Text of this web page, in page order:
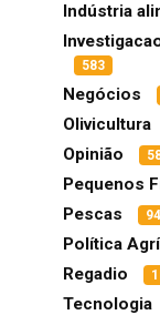
Indústria
583
Negócios
Olivicultura
Opinião
Pequenos
Pescas 94
Política
Regadio
Tecnologia